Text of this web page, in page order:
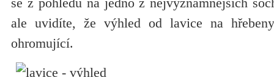
ale uvidíte, že výhled od lavice na
ohromující.